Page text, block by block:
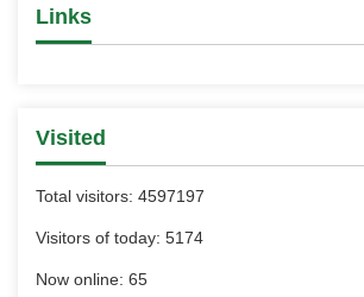
Links
Visited
Total visitors: 4597197
Visitors of today: 5174
Now online: 65